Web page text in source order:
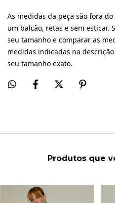
As medidas da peça são fora
um balcão, retas e sem esticar.
seu tamanho e comparar as
medidas indicadas na
seu tamanho exato.
Produtos que